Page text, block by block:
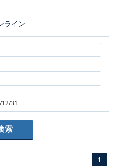
ライン
31
1